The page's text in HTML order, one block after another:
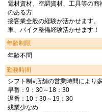
電材資材、空調資材、工具等の
のある方
接客業全般の経験が活かせます。
車、バイク整備経験活かせます！
年齢制限
年齢不問
勤務時間
シフト制※店舗の営業時間により
早番：9：30～18：30
遅番：10：30～19：30
残業少なめ